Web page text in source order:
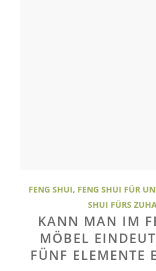
FENG SHUI, FENG SHUI FÜR
SHUI FÜRS
KANN MAN IM
MÖBEL
FÜNF ELEMENTE